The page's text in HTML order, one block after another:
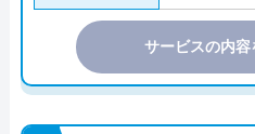
サービスの内容